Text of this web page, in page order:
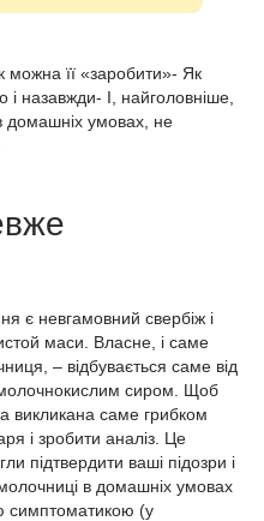
її «заробити»- Як
і назавжди- І, найголовніше,
домашніх умовах, не
є невгамовний свербіж і
маси. Власне, і саме
– відбувається саме від
молочнокислим сиром. Щоб
викликана саме грибком
і зробити аналіз. Це
підтвердити ваші підозри і
в домашніх умовах
симптоматикою (у